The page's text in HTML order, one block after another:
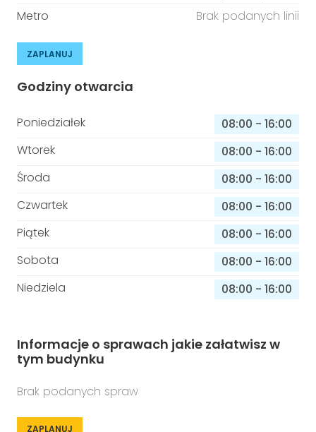
Metro
Brak podanych linii
ZAPLANUJ
Godziny otwarcia
Poniedziałek 08:00 - 16:00
Wtorek
08:00 - 16:00
Środa
08:00 - 16:00
Czwartek
08:00 - 16:00
Piątek
08:00 - 16:00
Sobota
08:00 - 16:00
Niedziela
08:00 - 16:00
Informacje o sprawach jakie załatwisz w
tym budynku
Brak podanych spraw
ZAPLANUJ